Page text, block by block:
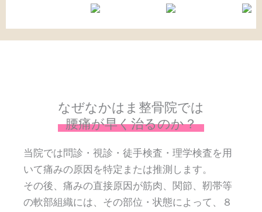
なぜなかはま整骨院では
腰痛が早く治るのか？
当院では問診・視診・徒手検査・理学検査を用
いて痛みの原因を特定または推測します。
その後、痛みの直接原因が筋肉、関節、靭帯等
の軟部組織には、その部位・状態によって、８